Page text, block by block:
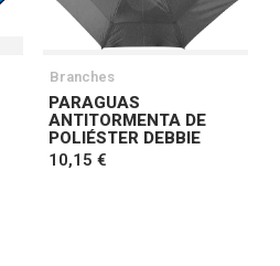
Branches
PARAGUAS
ANTITORMENTA DE
POLIÉSTER DEBBIE
10,15 €